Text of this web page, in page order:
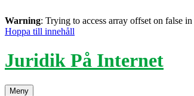
Warning: Trying to access array offset on false in
Hoppa till innehåll
Juridik På Internet
Meny